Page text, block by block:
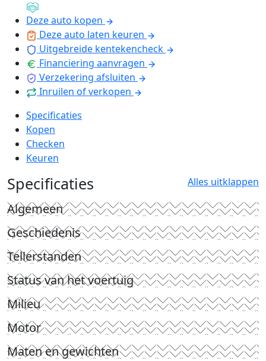
Deze auto kopen
Deze auto laten keuren
Uitgebreide kentekencheck
Financiering aanvragen
Verzekering afsluiten
Inruilen of verkopen
Specificaties
Kopen
Checken
Keuren
Specificaties Alles uitklappen
Algemeen
Geschiedenis
Tellerstanden
Status van het voertuig
Milieu
Motor
Maten en gewichten